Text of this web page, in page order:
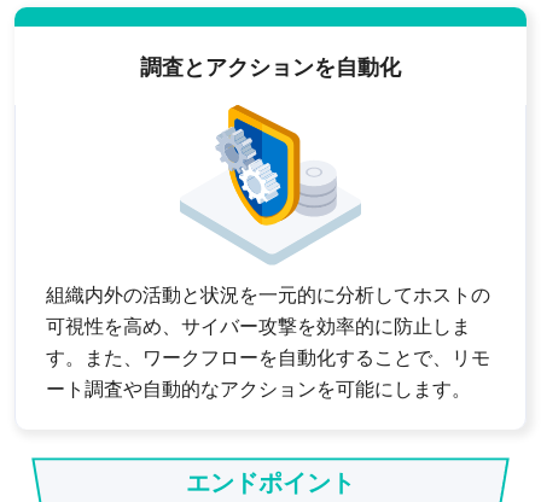
調査とアクションを自動化
組織内外の活動と状況を一元的に分析してホストの
可視性を高め、サイバー攻撃を効率的に防止しま
す。また、ワークフローを自動化することで、リモ
ート調査や自動的なアクションを可能にします。
エンドポイント